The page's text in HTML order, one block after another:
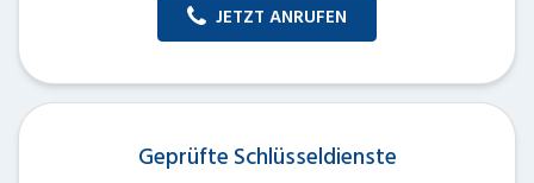
JETZT ANRUFEN
Geprüfte Schlüsseldienste